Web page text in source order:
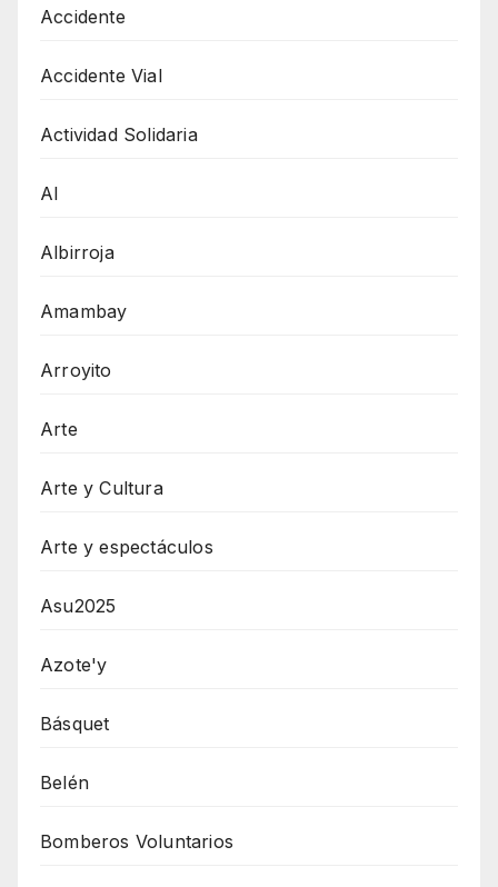
Accidente
Accidente Vial
Actividad Solidaria
AI
Albirroja
Amambay
Arroyito
Arte
Arte y Cultura
Arte y espectáculos
Asu2025
Azote'y
Básquet
Belén
Bomberos Voluntarios